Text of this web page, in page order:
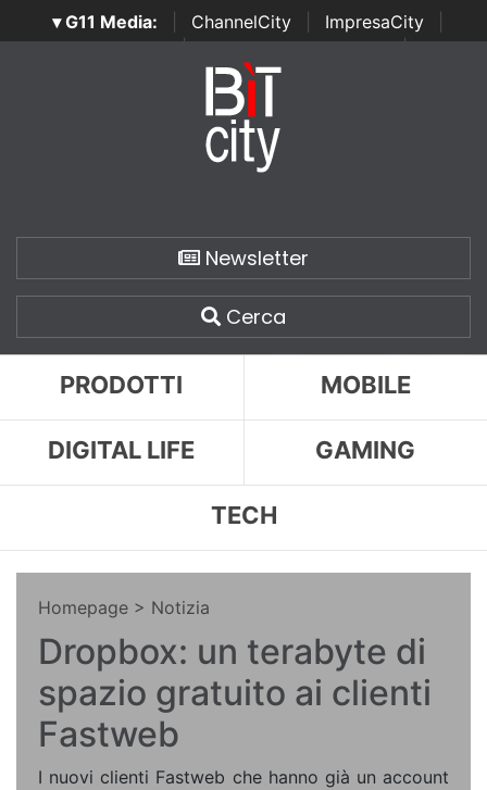
▾ G11 Media: ChannelCity ImpresaCity
SecurityOpenLab | Italian Channel Awards | Italian
Italian Security Awards
Newsletter
Cerca
PRODOTTI MOBILE
DIGITAL LIFE GAMING
TECH
Homepage > Notizia
Dropbox: un terabyte di
spazio gratuito ai clienti
Fastweb
I nuovi clienti Fastweb che hanno già un account